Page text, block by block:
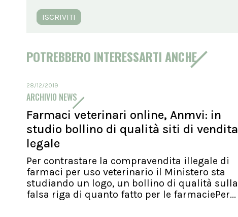
ISCRIVITI
POTREBBERO INTERESSARTI ANCHE
28/12/2019
ARCHIVIO NEWS
Farmaci veterinari online, Anmvi: in
studio bollino di qualità siti di vendita
legale
Per contrastare la compravendita illegale di
farmaci per uso veterinario il Ministero sta
studiando un logo, un bollino di qualità sulla
falsa riga di quanto fatto per le farmaciePer...